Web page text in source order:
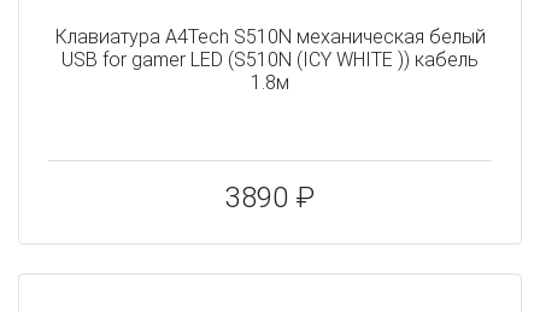
Клавиатура A4Tech S510N механическая белый
USB for gamer LED (S510N (ICY WHITE )) кабель
1.8м
3890 ₽